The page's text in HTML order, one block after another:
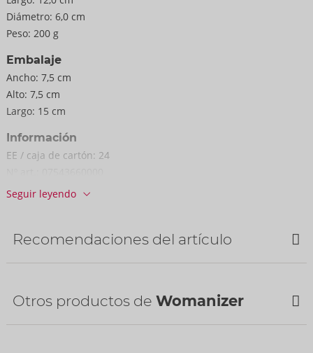
Diámetro: 6,0 cm
Peso: 200 g
Embalaje
Ancho: 7,5 cm
Alto: 7,5 cm
Largo: 15 cm
Información
EE / caja de cartón: 24
Código de barras:
Disponibilidad
siguiente envío:34/2026
Seguir leyendo
Recomendaciones del artículo
Otros productos de Womanizer